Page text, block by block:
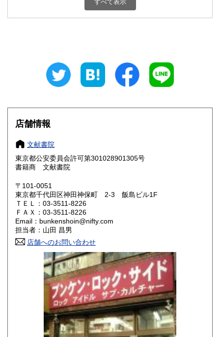
200円 三重県
大阪府
奈良県
鳥取県 200円 島根県
岡山県
山口県 200円
香川県 200円
高知県 200円
200円 長崎県
200円 大分県
200円 鹿児島県
200円
すべて表示
店舗情報
文献書院
東京都公安委員会許可第301028901305号
書籍商 文献書院
〒101-0051
東京都千代田区神田神保町 2-3 飯島ビル1F
ＴＥＬ：03-3511-8226
ＦＡＸ：03-3511-8226
Email：bunkenshoin@nifty.com
担当者：山田 昌男
店舗へのお問い合わせ